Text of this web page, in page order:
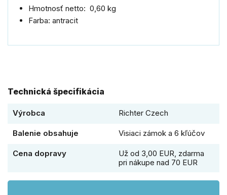
Hmotnosť netto: 0,60 kg
Farba: antracit
Technická špecifikácia
Výrobca Richter Czech
Balenie obsahuje Visiaci zámok a 6 kľúčov
Cena dopravy
Už od 3,00 EUR, zdarma
pri nákupe nad 70 EUR